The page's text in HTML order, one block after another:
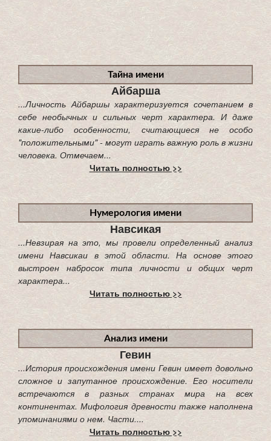
Тайна имени
Айбарша
...Личность Айбаршы характеризуется сочетанием в
себе необычных и сильных черт характера. И даже
какие-либо особенности, считающиеся не особо
"положительными" - могут играть важную роль в жизни
человека. Отмечаем...
Читать полностью >>
Нумерология имени
Навсикая
...Невзирая на это, мы провели определенный анализ
имени Навсикаи в этой области. На основе этого
выстроен набросок типа личности и общих черт
характера...
Читать полностью >>
Анализ имени
Гевин
...История происхождения имени Гевин имеет довольно
сложное и запутанное происхождение. Его носители
встречаются в разных странах мира на всех
континентах. Мифология древности также наполнена
упоминаниями о нем. Части....
Читать полностью >>